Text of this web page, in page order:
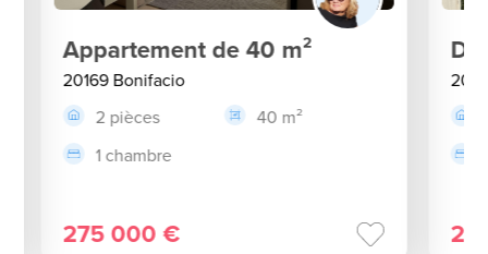
Appartement de 40 m²
20169 Bonifacio
2 pièces
40 m²
1 chambre
275 000 €